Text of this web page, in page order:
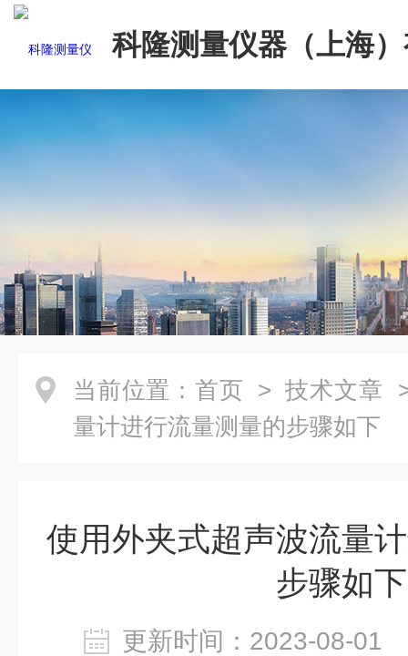
科隆测量仪器（上海
司
当前位置： 首页 > 技术文章
量计进行流量测量的步骤如下
使用外夹式超声波流量
步骤如下
更新时间：2023-08-